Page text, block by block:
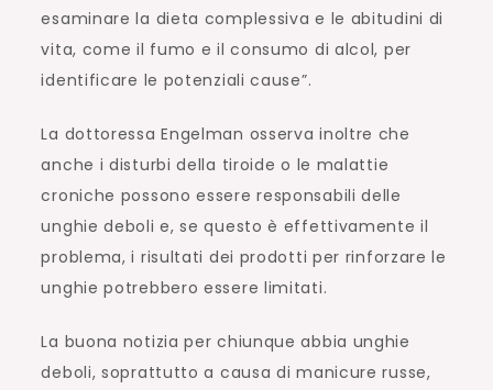
esaminare la dieta complessiva e le abitudini di
vita, come il fumo e il consumo di alcol, per
identificare le potenziali cause”.
La dottoressa Engelman osserva inoltre che
anche i disturbi della tiroide o le malattie
croniche possono essere responsabili delle
unghie deboli e, se questo è effettivamente il
problema, i risultati dei prodotti per rinforzare le
unghie potrebbero essere limitati.
La buona notizia per chiunque abbia unghie
deboli, soprattutto a causa di manicure russe,